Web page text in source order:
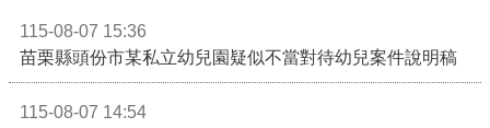
115-08-07 15:36
苗栗縣頭份市某私立幼兒園疑似不當對待幼兒案件說明稿
115-08-07 14:54